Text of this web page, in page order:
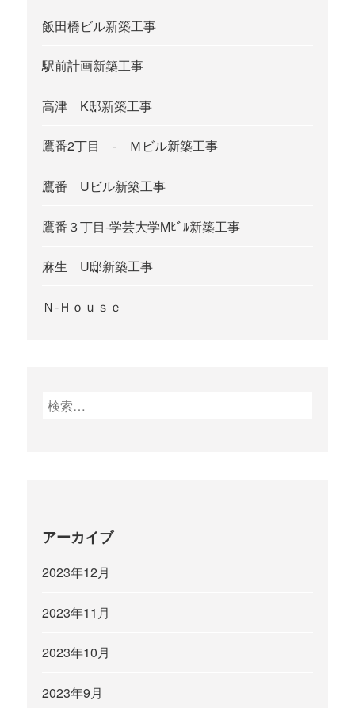
飯田橋ビル新築工事
駅前計画新築工事
高津 K邸新築工事
鷹番2丁目 - Ｍビル新築工事
鷹番 Uビル新築工事
鷹番３丁目-学芸大学Mﾋﾞﾙ新築工事
麻生 U邸新築工事
Ｎ-Ｈｏｕｓｅ
検
アーカイブ
2023年12月
2023年11月
2023年10月
2023年9月